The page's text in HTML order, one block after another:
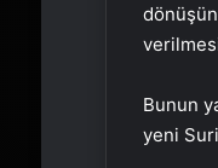
Bunun
yeni